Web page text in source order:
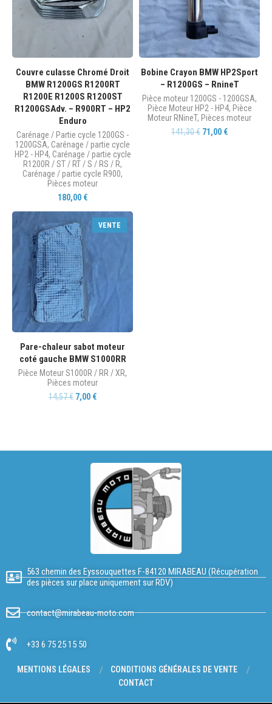
Couvre culasse Chromé Droit
BMW R1200GS R1200RT
R1200E R1200S R1200ST
R1200GSAdv. – R900RT – HP2
Enduro
Carénage / Partie cycle 1200GS -
1200GSA, Carénage / partie cycle
HP2 - HP4, Carénage / partie cycle
R1200R / ST / RT / S / RS / R,
Carénage / partie cycle R900,
Pièces moteur
180,00 €
Bobine Crayon BMW HP2Sport
– R1200GS – RnineT
Pièce moteur 1200GS - 1200GSA,
Pièce Moteur HP2 - HP4, Pièce
Moteur RNineT, Pièces moteur
141,30€ 71,00 €
VENTE
Pare-chaleur sabot moteur
coté gauche BMW S1000RR
Pièce Moteur S1000R / RR / XR,
Pièces moteur
14,57€ 7,00 €
563 chemin des Eyssouquettes F-84120 MIRABEAU (Récupération
des pièces sur place uniquement sur RDV)
contact@mirabeau-moto.com
+33 6 75 25 15 50
MENTIONS LÉGALES
CONDITIONS GÉNÉRALES DE VENTE
CONTACT